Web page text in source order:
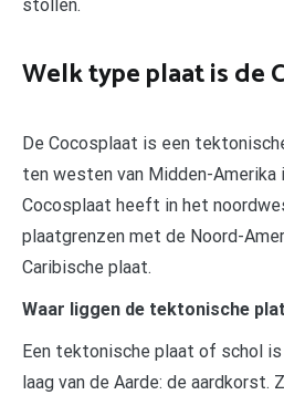
stollen.
Welk type plaat is de
De Cocosplaat is een
ten westen van Midden-Amerika
Cocosplaat heeft in het
plaatgrenzen met de Noord-
Caribische plaat.
Waar liggen de tektonische
Een tektonische plaat of schol
laag van de Aarde: de aardkorst.